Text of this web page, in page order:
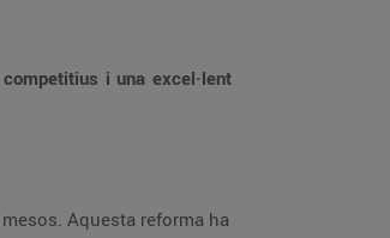
i una excel·lent
Aquesta reforma ha